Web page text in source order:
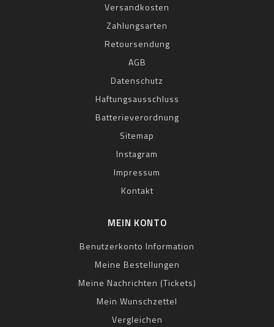
Versandkosten
Zahlungsarten
Retoursendung
AGB
Datenschutz
Haftungsausschluss
Batterieverordnung
Sitemap
Instagram
Impressum
Kontakt
MEIN KONTO
Benutzerkonto Information
Meine Bestellungen
Meine Nachrichten (Tickets)
Mein Wunschzettel
Vergleichen